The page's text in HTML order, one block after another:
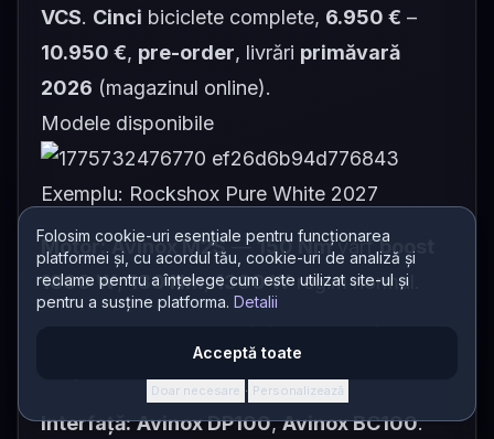
Folosim cookie-uri esențiale pentru funcționarea
platformei și, cu acordul tău, cookie-uri de analiză și
reclame pentru a înțelege cum este utilizat site-ul și
pentru a susține platforma. Detalii
Acceptă toate
Doar necesare · Personalizează
VCS. Cinci biciclete complete, 6.950 € –
10.950 €, pre-order, livrări primăvară
2026 (magazinul online).
Modele disponibile
Exemplu: Rockshox Pure White 2027
Motor: Avinox M2S—150 Nmvârfboost
1300 W;130 Nm,1300 Wregim normal.
Baterie:
Interfață: Avinox DP100,Avinox BC100.